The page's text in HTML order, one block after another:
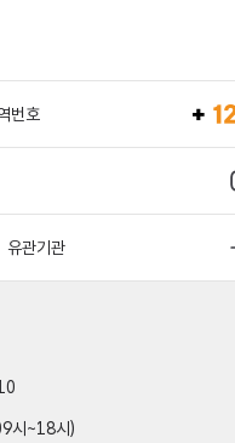
번호
유관기관
시~18시)